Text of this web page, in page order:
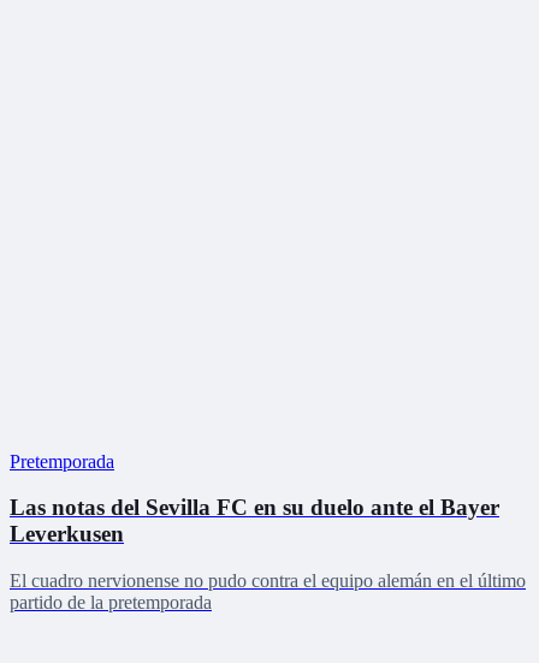
Pretemporada
Las notas del Sevilla FC en su duelo ante el Bayer
Leverkusen
El cuadro nervionense no pudo contra el equipo alemán en el último
partido de la pretemporada